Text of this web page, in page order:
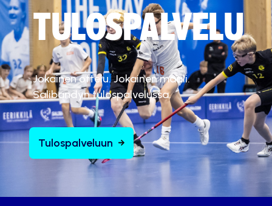
TULOSPALVELU
Jokainen ottelu. Jokainen maali.
Salibandyn tulospalvelussa.
Tulospalveluun